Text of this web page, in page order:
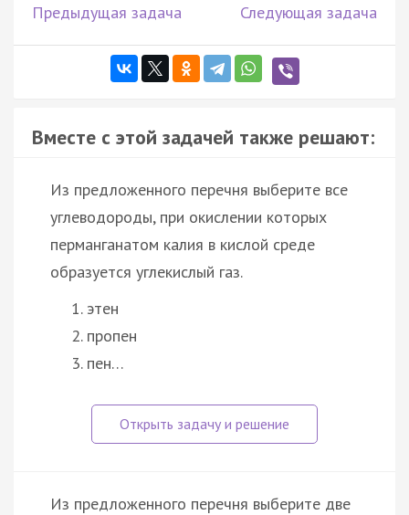
Предыдущая задача Следующая задача
Вместе с этой задачей также решают:
Из предложенного перечня выберите все
углеводороды, при окислении которых
перманганатом калия в кислой среде
образуется углекислый газ.
этен
пропен
пен…
Из предложенного перечня выберите две